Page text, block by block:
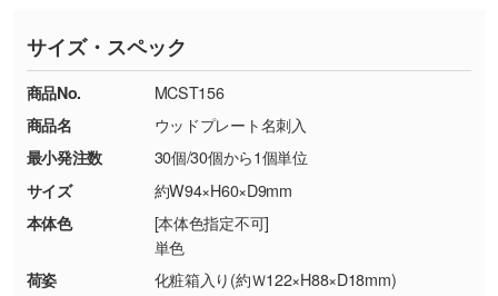
す。→詳しく見る
・コーポレートカラーを使って印刷したい／印
刷色にこだわりがある
DIC・PANTONEなどのカラーチップの指定や、
現物支給による色指定も承っております。→
しく見る
・背景がある画像からキャラクター部分だけを
※詳しくは「商品の良品基準について
ください。
【返品・交換ができない場合】
・お客様の元で商品を加工された場合、または
商品が破損した場合
・商品到着後7日以上経過している場合
・お客様のご都合による返品・交換依頼(商
品・色・数量などの注文間違い等)
TEL：0422-29-9911 営業時間10:00～
18:00(土日祝日除く)
お問い合わせフォームはこちら
サイズ・スペック
商品No.
MCST156
商品名
ウッドプレート名刺入
最小発注数
30個/30個から1個単位
サイズ
約W94×H60×D9mm
本体色
[本体色指定不可]
単色
荷姿
化粧箱入り(約Ｗ122×H88×D18mm)